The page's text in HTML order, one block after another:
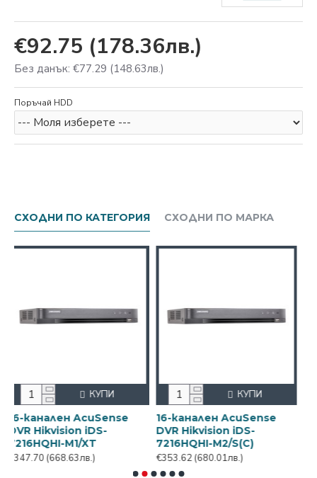
€92.75 (178.36лв.)
Без данък: €77.29 (148.63лв.)
Поръчай HDD
СХОДНИ ПО КАТЕГОРИЯ СХОДНИ ПО МАРКА
AcuSense
iDS-
M1/XT
(668.63лв.)
КУПИ
16-канален AcuSense
DVR Hikvision iDS-
7216HQHI-M2/S(C)
(680.01лв.)
КУПИ
16-